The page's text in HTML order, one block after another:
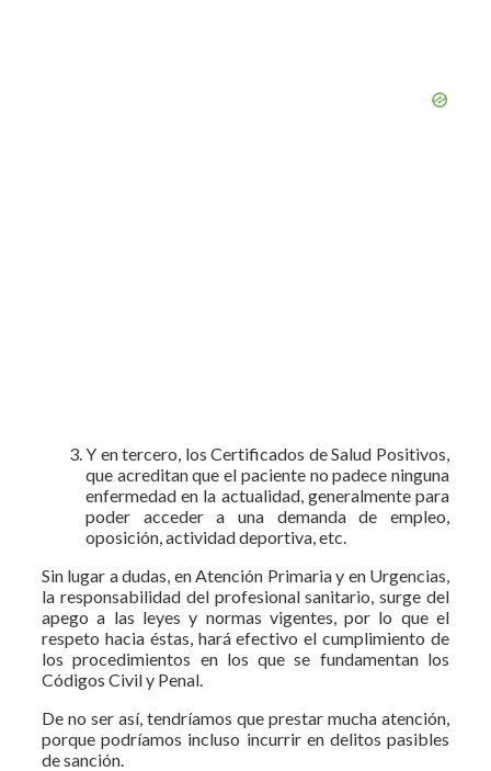
Y en tercero, los Certificados de Salud Positivos,
que acreditan que el paciente no padece ninguna
enfermedad en la actualidad, generalmente para
poder acceder a una demanda de empleo,
oposición, actividad deportiva, etc.
Sin lugar a dudas, en Atención Primaria y en Urgencias,
la responsabilidad del profesional sanitario, surge del
apego a las leyes y normas vigentes, por lo que el
respeto hacia éstas, hará efectivo el cumplimiento de
los procedimientos en los que se fundamentan los
Códigos Civil y Penal.
De no ser así, tendríamos que prestar mucha atención,
porque podríamos incluso incurrir en delitos pasibles
de sanción.